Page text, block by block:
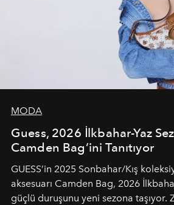
MODA
Guess, 2026 İlkbahar-Yaz
Camden Bag’ini Tanıtıyor
GUESS’in 2025 Sonbahar/Kış
aksesuarı Camden Bag, 2026
güçlü duruşunu yeni sezona